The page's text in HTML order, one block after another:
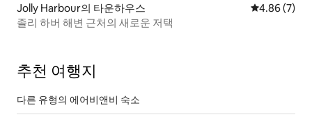
Jolly Harbour의 타운하우스 평점 4.86점
4.86 (7)
졸리 하버 해변 근처의 새로운 저택
추천 여행지
다른 유형의 에어비앤비 숙소